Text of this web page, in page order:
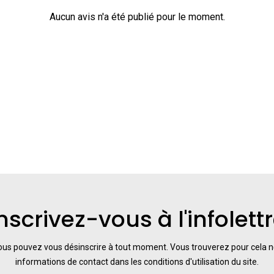
Aucun avis n'a été publié pour le moment.
vous à
pouvez vous désinscrire à tout moment. Vous trouverez pour cela
informations de contact dans les conditions d'utilisation du site.